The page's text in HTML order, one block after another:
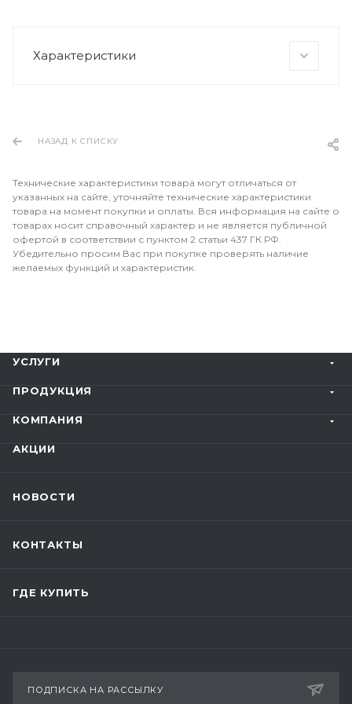
Характеристики
НАЗАД К СПИСКУ
Технические характеристики товара могут отличаться от
указанных на сайте, уточняйте технические характеристики
товара на момент покупки и оплаты. Вся информация на сайте о
товарах носит справочный характер и не является публичной
офертой в соответствии с пунктом 2 статьи 437 ГК РФ.
Убедительно просим Вас при покупке проверять наличие
желаемых функций и характеристик.
УСЛУГИ
ПРОДУКЦИЯ
КОМПАНИЯ
АКЦИИ
НОВОСТИ
КОНТАКТЫ
ГДЕ КУПИТЬ
ПОДПИСКА НА РАССЫЛКУ